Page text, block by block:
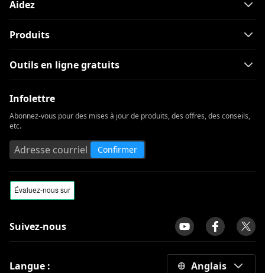
Aidez
Produits
Outils en ligne gratuits
Infolettre
Abonnez-vous pour des mises à jour de produits, des offres, des conseils,
etc.
Confirmer
Suivez-nous
Langue : Anglais